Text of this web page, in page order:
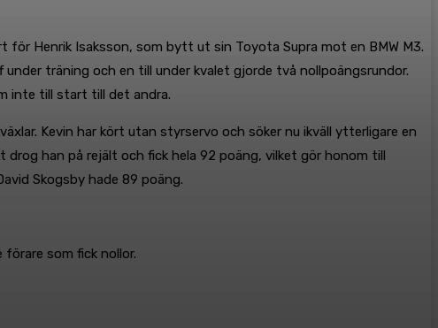
för Henrik Isaksson, som bytt ut sin Toyota Supra mot en BMW M3.
träning och en till under kvalet gjorde två nollpoängsrundor.
inte till start till det andra.
Kevin har kört utan styrservo och söker nu ikväll ytterligare en
han på rejält och fick hela 92 poäng, vilket gör honom till
Skogsby hade 89 poäng.
som fick nollor.